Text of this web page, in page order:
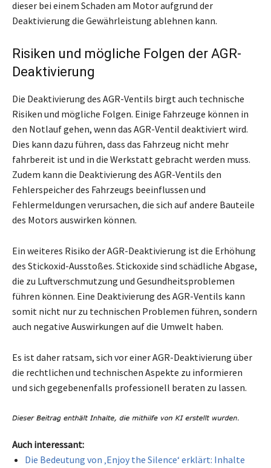
dieser bei einem Schaden am Motor aufgrund der
Deaktivierung die Gewährleistung ablehnen kann.
Risiken und mögliche Folgen der AGR-
Deaktivierung
Die Deaktivierung des AGR-Ventils birgt auch technische
Risiken und mögliche Folgen. Einige Fahrzeuge können in
den Notlauf gehen, wenn das AGR-Ventil deaktiviert wird.
Dies kann dazu führen, dass das Fahrzeug nicht mehr
fahrbereit ist und in die Werkstatt gebracht werden muss.
Zudem kann die Deaktivierung des AGR-Ventils den
Fehlerspeicher des Fahrzeugs beeinflussen und
Fehlermeldungen verursachen, die sich auf andere Bauteile
des Motors auswirken können.
Ein weiteres Risiko der AGR-Deaktivierung ist die Erhöhung
des Stickoxid-Ausstoßes. Stickoxide sind schädliche Abgase,
die zu Luftverschmutzung und Gesundheitsproblemen
führen können. Eine Deaktivierung des AGR-Ventils kann
somit nicht nur zu technischen Problemen führen, sondern
auch negative Auswirkungen auf die Umwelt haben.
Es ist daher ratsam, sich vor einer AGR-Deaktivierung über
die rechtlichen und technischen Aspekte zu informieren
und sich gegebenenfalls professionell beraten zu lassen.
Auch interessant:
Die Bedeutung von ‚Enjoy the Silence‘ erklärt: Inhalte